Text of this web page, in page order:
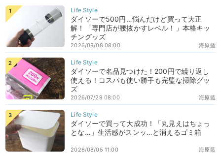
ダイソーで500円…悩んだけど買って大正
解！「専門店が腰抜かすレベル！」本格キッ
チングッズ
海原藍
2026/08/08 08:00
ダイソーで名品見つけた！200円で繰り返し
使える！コスパも使い勝手も完璧な掃除グッ
ズ
海原藍
2026/07/29 08:00
ダイソーで買って大成功！「丸見えはちょっ
とな…」生活感がスンッ…と消えるゴミ箱
海原藍
2026/08/05 11:00